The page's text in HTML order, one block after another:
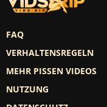
FAQ
VERHALTENSREGELN
MEHR PISSEN VIDEOS
NUTZUNG